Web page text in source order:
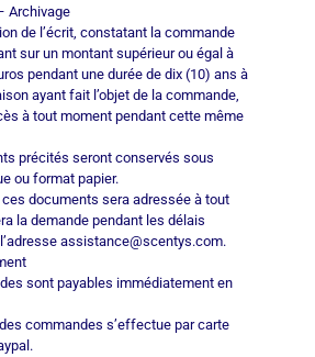
Archivage
de l’écrit, constatant la commande
sur un montant supérieur ou égal à
pendant une durée de dix (10) ans à
ayant fait l’objet de la commande,
à tout moment pendant cette même
précités seront conservés sous
ou format papier.
ces documents sera adressée à tout
la demande pendant les délais
assistance@scentys.com.
sont payables immédiatement en
commandes s’effectue par carte